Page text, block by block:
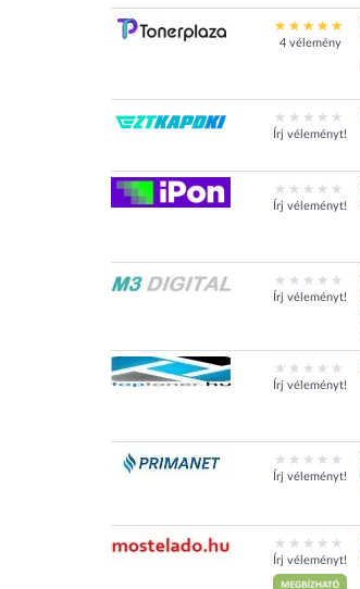
4 vélemény
Írj véleményt!
Írj véleményt!
Írj véleményt!
Írj véleményt!
Írj véleményt!
Írj véleményt!